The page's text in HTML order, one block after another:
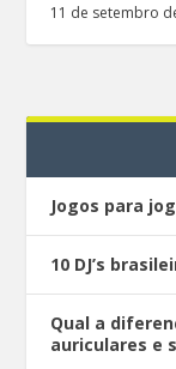
11 de setembro
Jogos para
10 DJ’s
Qual a
auriculares e